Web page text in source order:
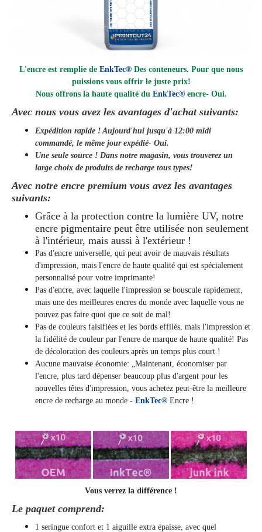
L'encre est remplie de EnkTec® Des conteneurs. Pour que nous
puissions vous offrir le juste prix!
Nous offrons la haute qualité du EnkTec®encre- Oui.
Avec nous vous avez les avantages d'achat suivants:
Expédition rapide ! Aujourd'hui jusqu'à 12:00 midi
commandé, le même jourexpédié- Oui.
Une seule source ! Dans notre magasin, vous trouverez un
large choix de produits de recharge tous types!
Avec notre encre premium vous avez les avantages
suivants:
Grâce à la protection contre la lumière UV, notre
encre pigmentaire peut être utilisée non seulement
à l'intérieur, mais aussi à l'extérieur !
Pas d'encre universelle, qui peut avoir de mauvais résultats
d'impression, mais l'encre de haute qualité qui est spécialement
personnalisé pour votre imprimante!
Pas d'encre, avec laquelle l'impression se bouscule rapidement,
mais une des meilleures encres du monde avec laquelle vous ne
pouvez pas faire quoi que ce soit de mal!
Pas de couleurs falsifiées et les bords effilés, mais l'impression et
la fidélité de couleur par l'encre de marque de haute qualité! Pas
de décoloration des couleurs après un temps plus court !
Aucune mauvaise économie: „Maintenant, économiser par
l'encre, plus tard dépenser beaucoup plus d'argent pour les
nouvelles têtes d'impression, vous achetez peut-être la meilleure
encre de recharge au monde - EnkTec® Encre !
Vous verrez la différence !
Le paquet comprend:
1 seringue confort et 1 aiguille extra épaisse, avec quel